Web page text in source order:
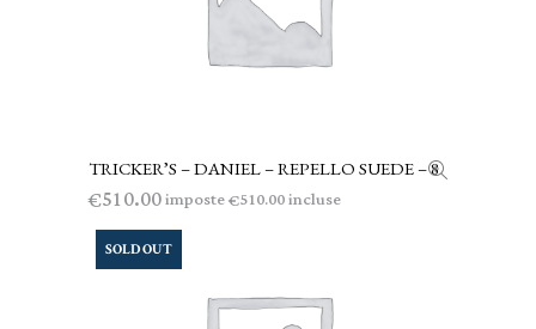
LEGGI TUTTO
TRICKER’S – DANIEL – REPELLO SUEDE – 8
€510.00imposte€510.00incluse
SOLD OUT